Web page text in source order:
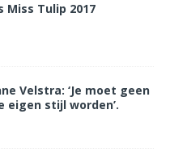
Miss Tulip 2017
Velstra: ‘Je moet geen
eigen stijl worden’.